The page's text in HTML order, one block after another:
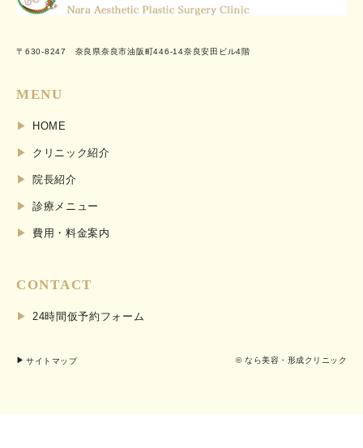
〒630-8247 奈良県奈良市油阪町446-14奈良安田ビル4階
MENU
HOME
クリニック紹介
院長紹介
診療メニュー
費用・料金案内
CONTACT
24時間仮予約フォーム
サイトマップ © なら美容・形成クリニック